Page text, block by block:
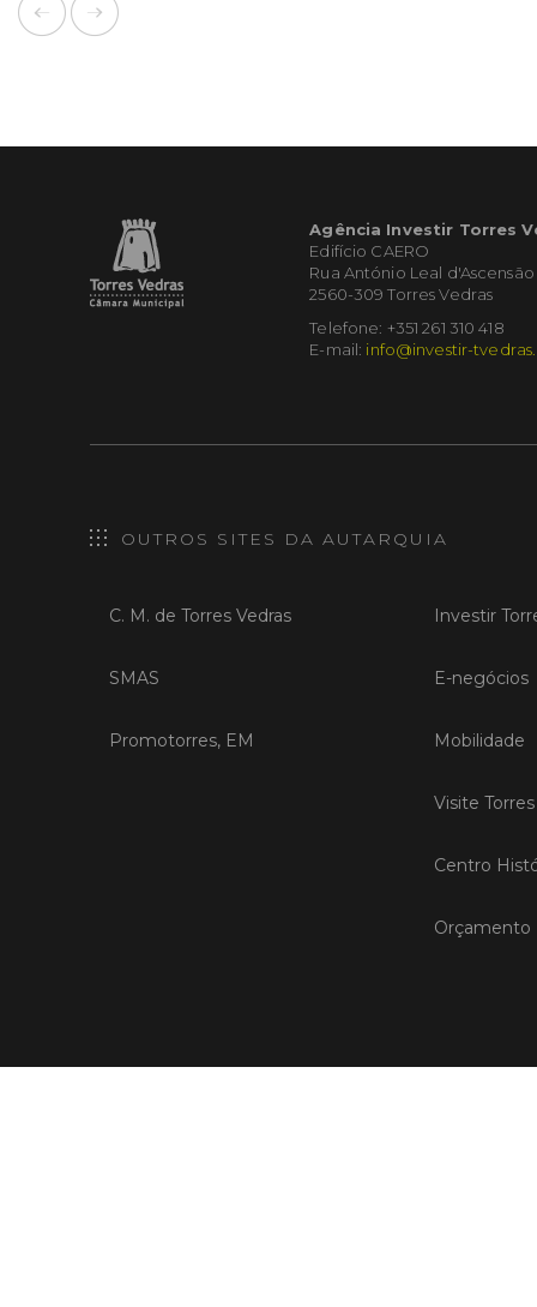
Agência Investir Torres
Edifício CAERO
Rua António Leal d'Ascensão
2560-309 Torres Vedras
Telefone: +351 261 310 418
E-mail: info@investir-
OUTROS SITES DA AUTARQUIA
C. M. de Torres Vedras
SMAS
Promotorres, EM
Investir
E-negócios
Mobilidade
Visite
Centro
Orçamento